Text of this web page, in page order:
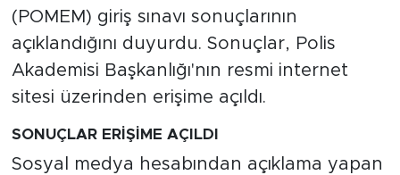
(POMEM) giriş sınavı sonuçlarının
açıklandığını duyurdu. Sonuçlar, Polis
Akademisi Başkanlığı'nın resmi internet
sitesi üzerinden erişime açıldı.
SONUÇLAR ERİŞİME AÇILDI
Sosyal medya hesabından açıklama yapan